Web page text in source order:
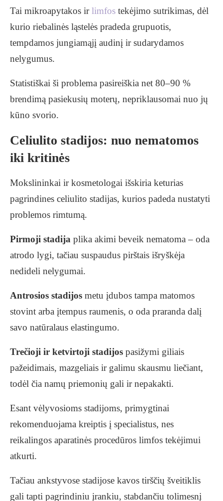
Tai mikroapytakos irlimfos tekėjimo sutrikimas, dėl
kurio riebalinės ląstelės pradeda grupuotis,
tempdamos jungiamąjį audinį ir sudarydamos
nelygumus.
Statistiškai ši problema pasireiškia net 80–90 %
brendimą pasiekusių moterų, nepriklausomai nuo jų
kūno svorio.
Celiulito stadijos: nuo nematomos
iki kritinės
Mokslininkai ir kosmetologai išskiria keturias
pagrindines celiulito stadijas, kurios padeda nustatyti
problemos rimtumą.
Pirmoji stadija plika akimi beveik nematoma – oda
atrodo lygi, tačiau suspaudus pirštais išryškėja
nedideli nelygumai.
Antrosios stadijos metu įdubos tampa matomos
stovint arba įtempus raumenis, o oda praranda dalį
savo natūralaus elastingumo.
Trečioji ir ketvirtoji stadijos pasižymi giliais
pažeidimais, mazgeliais ir galimu skausmu liečiant,
todėl čia namų priemonių gali ir nepakakti.
Esant vėlyvosioms stadijoms, primygtinai
rekomenduojama kreiptis į specialistus, nes
reikalingos aparatinės procedūros limfos tekėjimui
atkurti.
Tačiau ankstyvose stadijose kavos tirščių šveitiklis
gali tapti pagrindiniu įrankiu, stabdančiu tolimesnį